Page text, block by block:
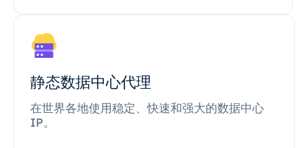
静态数据中心代理
在世界各地使用稳定、快速和强大的数据中心
IP。